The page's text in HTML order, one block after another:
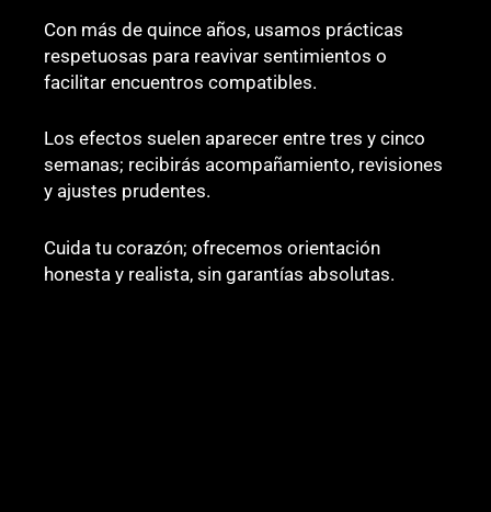
Con más de quince años, usamos prácticas
respetuosas para reavivar sentimientos o
facilitar encuentros compatibles.
Los efectos suelen aparecer entre tres y cinco
semanas; recibirás acompañamiento, revisiones
y ajustes prudentes.
Cuida tu corazón; ofrecemos orientación
honesta y realista, sin garantías absolutas.